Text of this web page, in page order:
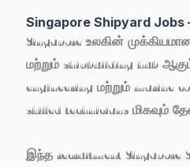
Singapore Shipyard Jobs
Singapore உலகின்
மற்றும் shipbuilding hub
engineering மற்றும் marine
skilled technicians மிகவும்
இந்த recruitment Singapore